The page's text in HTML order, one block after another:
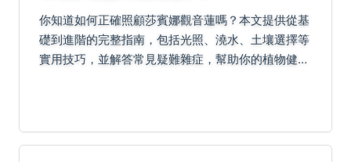
你知道如何正確照顧莎賓娜觀音蓮嗎？本文提供從基
礎到進階的完整指南，包括光照、澆水、土壤選擇等
實用技巧，並解答常見疑難雜症，幫助你的植物健康